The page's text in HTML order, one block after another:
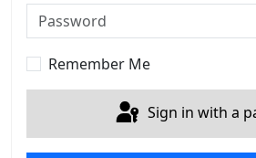
Password
Remember Me
Sign in with a